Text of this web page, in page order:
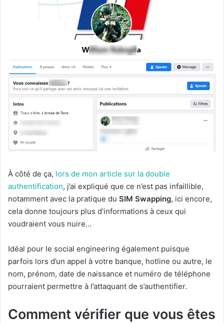
À côté de ça, lors de mon article sur la double
authentification, j’ai expliqué que ce n’est pas infaillible,
notamment avec la pratique du SIM Swapping, ici encore,
cela donne toujours plus d’informations à ceux qui
voudraient vous nuire…
Idéal pour le social engineering également puisque
parfois lors d’un appel à votre banque, hotline ou autre, le
nom, prénom, date de naissance et numéro de téléphone
pourraient permettre à l’attaquant de s’authentifier.
Comment vérifier que vous êtes